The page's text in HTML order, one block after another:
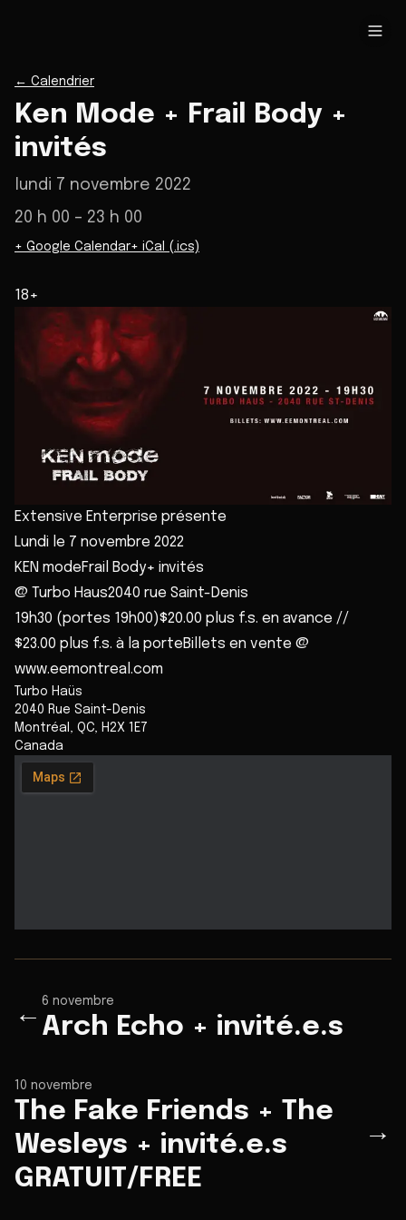
← Calendrier
Ken Mode + Frail Body +
invités
lundi 7 novembre 2022
20 h 00 – 23 h 00
+ Google Calendar+ iCal (.ics)
18+
Extensive Enterprise présente
Lundi le 7 novembre 2022
KEN modeFrail Body+ invités
@ Turbo Haus2040 rue Saint-Denis
19h30 (portes 19h00)$20.00 plus f.s. en avance //
$23.00 plus f.s. à la porteBillets en vente @
www.eemontreal.com
Turbo Haüs
2040 Rue Saint-Denis
Montréal
QC
H2X 1E7
Canada
←
6 novembre
Arch Echo + invité.e.s
10 novembre
The Fake Friends + The
Wesleys + invité.e.s
GRATUIT/FREE
→